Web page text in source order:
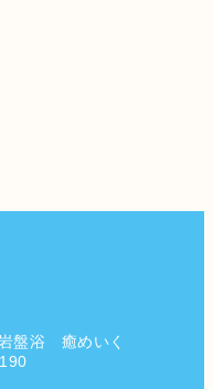
盤浴 癒めいく